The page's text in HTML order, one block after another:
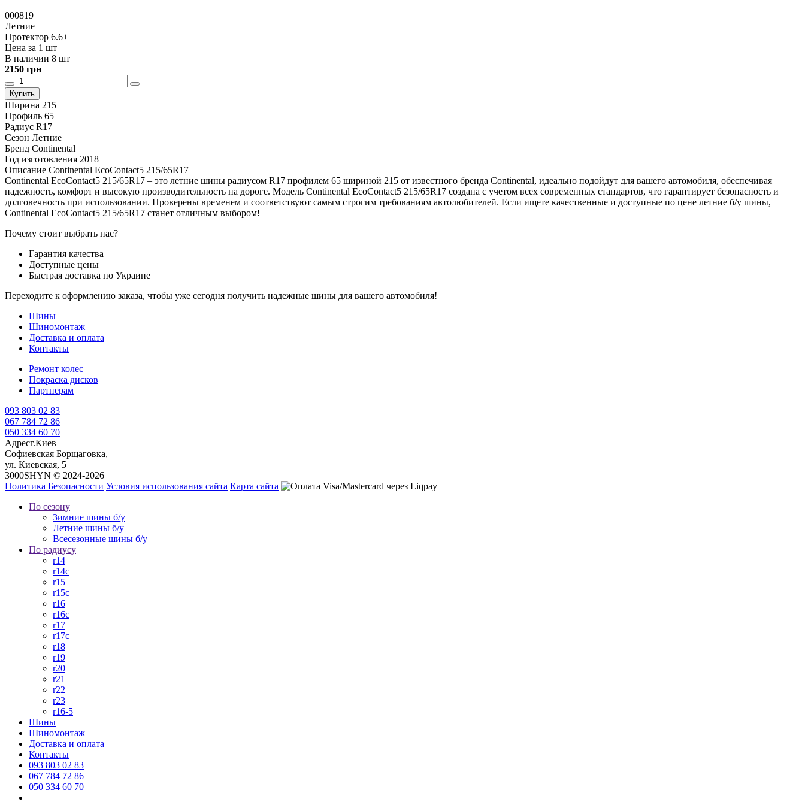
000819
Летние
Протектор 6.6+
Цена за 1 шт
В наличии 8 шт
2150 грн
Купить
Ширина 215
Профиль 65
Радиус R17
Сезон Летние
Бренд Continental
Год изготовления 2018
Описание Continental EcoContact5 215/65R17
Continental EcoContact5 215/65R17 – это летние шины радиусом R17 профилем 65 шириной 215 от известного бренда Continental, идеально подойдут для вашего автомобиля, обеспечивая
надежность, комфорт и высокую производительность на дороге. Модель Continental EcoContact5 215/65R17 создана с учетом всех современных стандартов, что гарантирует безопасность и
долговечность при использовании. Проверены временем и соответствуют самым строгим требованиям автолюбителей. Если ищете качественные и доступные по цене летние б/у шины,
Continental EcoContact5 215/65R17 станет отличным выбором!
Почему стоит выбрать нас?
Гарантия качества
Доступные цены
Быстрая доставка по Украине
Переходите к оформлению заказа, чтобы уже сегодня получить надежные шины для вашего автомобиля!
Шины
Шиномонтаж
Доставка и оплата
Контакты
Ремонт колес
Покраска дисков
Партнерам
093 803 02 83
067 784 72 86
050 334 60 70
Адресг.Киев
Софиевская Борщаговка,
ул. Киевская, 5
3000SHYN © 2024-2026
Политика Безопасности Условия использования сайта Карта сайта
По сезону
Зимние шины б/у
Летние шины б/у
Всесезонные шины б/у
По радиусу
r14
r14c
r15
r15c
r16
r16c
r17
r17c
r18
r19
r20
r21
r22
r23
r16-5
Шины
Шиномонтаж
Доставка и оплата
Контакты
093 803 02 83
067 784 72 86
050 334 60 70